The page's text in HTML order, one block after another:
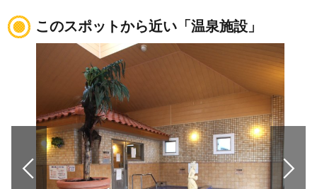
このスポットから近い「温泉施設」